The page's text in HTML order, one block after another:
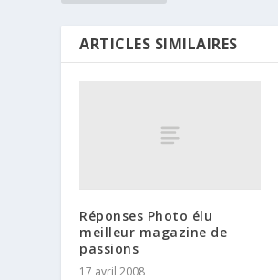
ARTICLES SIMILAIRES
Réponses Photo élu
meilleur magazine de
passions
17 avril 2008